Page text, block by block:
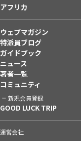
アフリカ
ウェブマガジン
特派員ブログ
ガイドブック
ニュース
著者一覧
コミュニティ
新規会員登録
GOOD LUCK TRIP
運営会社